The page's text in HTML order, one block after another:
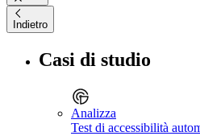
Indietro
Casi di studio
Analizza
Test di accessibilità